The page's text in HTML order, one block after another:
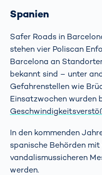
Spanien
Safer Roads in
stehen vier Poliscan
Barcelona an
bekannt sind – unter
Gefahrenstellen wie
Einsatzwochen wurden
In den kommenden
spanische Behörden
vandalismussicheren
werden.